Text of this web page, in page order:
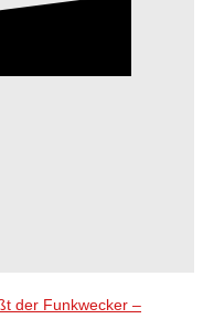
der Funkwecker –